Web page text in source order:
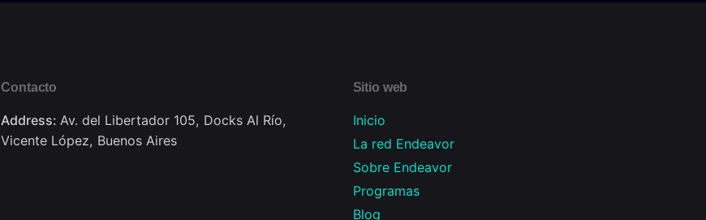
Contacto
Address:Av. del Libertador 105, Docks Al Río,
Vicente López, Buenos Aires
Sitio web
Inicio
La red Endeavor
Sobre Endeavor
Programas
Blog